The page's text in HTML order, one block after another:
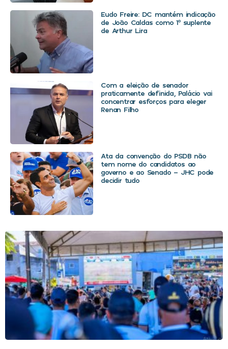
Eudo Freire: DC mantém indicação
de João Caldas como 1º suplente
de Arthur Lira
Com a eleição de senador
praticamente definida, Palácio vai
concentrar esforços para eleger
Renan Filho
Ata da convenção do PSDB não
tem nome do candidatos ao
governo e ao Senado – JHC pode
decidir tudo